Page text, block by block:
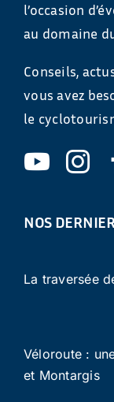
l’occasion
au domaine
Conseils,
vous avez
le
NOS
La traversée
Véloroute :
et Montargis